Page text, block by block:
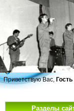
Приветствую Вас, Гость
Разделы